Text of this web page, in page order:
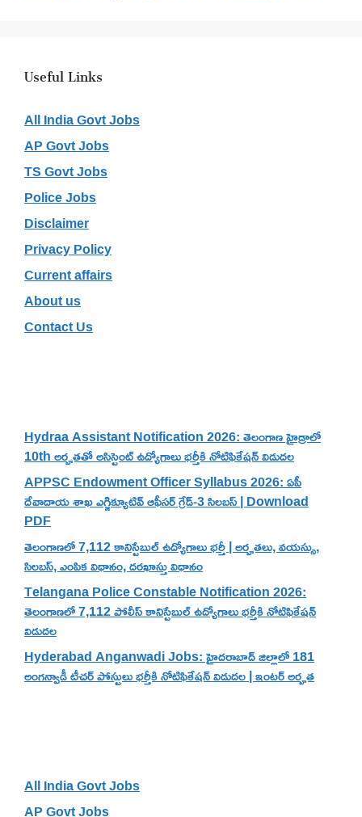
Useful Links
All India Govt Jobs
AP Govt Jobs
TS Govt Jobs
Police Jobs
Disclaimer
Privacy Policy
Current affairs
About us
Contact Us
Hydraa Assistant Notification 2026: తెలంగాణ హైడ్రాలో
10th అర్హతతో అసిస్టెంట్ ఉద్యోగాలు భర్తీకి నోటిఫికేషన్ విడుదల
APPSC Endowment Officer Syllabus 2026: ఏపీ
దేవాదాయ శాఖ ఎగ్జిక్యూటివ్ ఆఫీసర్ గ్రేడ్-3 సిలబస్ | Download
PDF
తెలంగాణలో 7,112 కానిస్టేబుల్ ఉద్యోగాలు భర్తీ | అర్హతలు, వయస్సు,
సిలబస్, ఎంపిక విధానం, దరఖాస్తు విధానం
Telangana Police Constable Notification 2026:
తెలంగాణలో 7,112 పోలీస్ కానిస్టేబుల్ ఉద్యోగాలు భర్తీకి నోటిఫికేషన్
విడుదల
Hyderabad Anganwadi Jobs: హైదరాబాద్ జిల్లాలో 181
అంగన్వాడీ టీచర్ పోస్టులు భర్తీకి నోటిఫికేషన్ విడుదల | ఇంటర్ అర్హత
All India Govt Jobs
AP Govt Jobs